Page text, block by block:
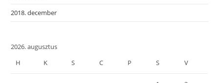
2018. december
2026. augusztus
H
K S C P S V